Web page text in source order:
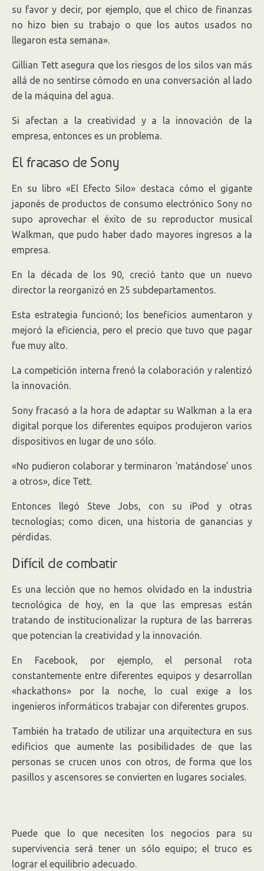
su favor y decir, por ejemplo, que el chico de finanzas
no hizo bien su trabajo o que los autos usados no
llegaron esta semana».
Gillian Tett asegura que los riesgos de los silos van más
allá de no sentirse cómodo en una conversación al lado
de la máquina del agua.
Si afectan a la creatividad y a la innovación de la
empresa, entonces es un problema.
El fracaso de Sony
En su libro «El Efecto Silo» destaca cómo el gigante
japonés de productos de consumo electrónico Sony no
supo aprovechar el éxito de su reproductor musical
Walkman, que pudo haber dado mayores ingresos a la
empresa.
En la década de los 90, creció tanto que un nuevo
director la reorganizó en 25 subdepartamentos.
Esta estrategia funcionó; los beneficios aumentaron y
mejoró la eficiencia, pero el precio que tuvo que pagar
fue muy alto.
La competición interna frenó la colaboración y ralentizó
la innovación.
Sony fracasó a la hora de adaptar su Walkman a la era
digital porque los diferentes equipos produjeron varios
dispositivos en lugar de uno sólo.
«No pudieron colaborar y terminaron ‘matándose’ unos
a otros», dice Tett.
Entonces llegó Steve Jobs, con su iPod y otras
tecnologías; como dicen, una historia de ganancias y
pérdidas.
Difícil de combatir
Es una lección que no hemos olvidado en la industria
tecnológica de hoy, en la que las empresas están
tratando de institucionalizar la ruptura de las barreras
que potencian la creatividad y la innovación.
En Facebook, por ejemplo, el personal rota
constantemente entre diferentes equipos y desarrollan
«hackathons» por la noche, lo cual exige a los
ingenieros informáticos trabajar con diferentes grupos.
También ha tratado de utilizar una arquitectura en sus
edificios que aumente las posibilidades de que las
personas se crucen unos con otros, de forma que los
pasillos y ascensores se convierten en lugares sociales.
Puede que lo que necesiten los negocios para su
supervivencia será tener un sólo equipo; el truco es
lograr el equilibrio adecuado.